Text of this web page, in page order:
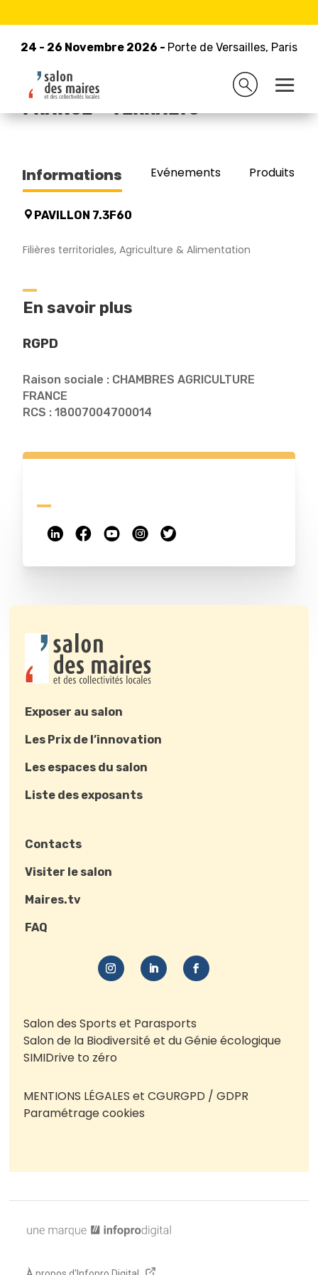
24 - 26 Novembre 2026 - Porte de Versailles, Paris
24 - 26 Novembre 2026 - Porte de Versailles, Paris
Retour à la liste des exposants
CHAMBRES AGRICULTURE
FRANCE - TERRALTO
Informations Evénements Produits/
PAVILLON 7.3F60
Filières territoriales, Agriculture & Alimentation
En savoir plus
RGPD
Raison sociale : CHAMBRES AGRICULTURE
FRANCE
RCS : 18007004700014
Exposer au salon
Les Prix de l’innovation
Les espaces du salon
Liste des exposants
Contacts
Visiter le salon
Maires.tv
FAQ
Salon des Sports et Parasports
Salon de la Biodiversité et du Génie écologique
SIMIDrive to zéro
MENTIONS LÉGALES et CGURGPD / GDPR
Paramétrage cookies